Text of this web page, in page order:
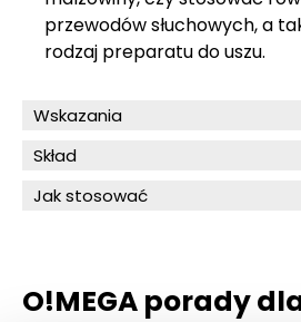
przewodów słuchowych, a
rodzaj preparatu do uszu.
Wskazania
Skład
Jak stosować
O!MEGA porady